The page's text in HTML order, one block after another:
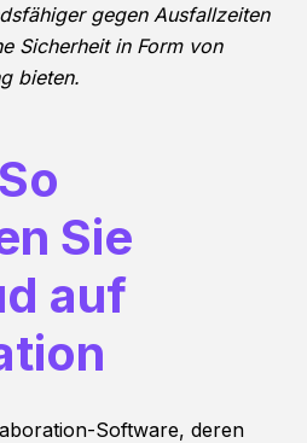
gegen Ausfallzeiten
Sicherheit in Form von
bieten.
Sie
auf
Software, deren